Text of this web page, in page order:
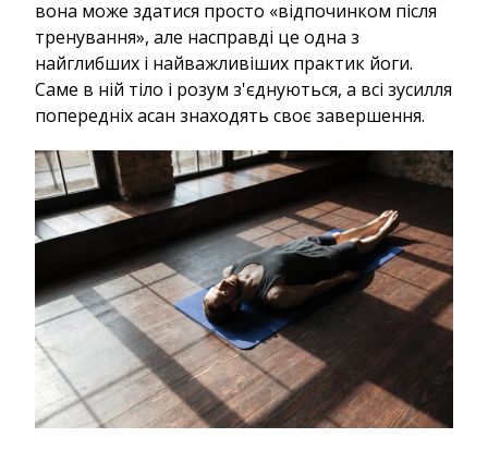
вона може здатися просто «відпочинком після
тренування», але насправді це одна з
найглибших і найважливіших практик йоги.
Саме в ній тіло і розум з'єднуються, а всі зусилля
попередніх асан знаходять своє завершення.